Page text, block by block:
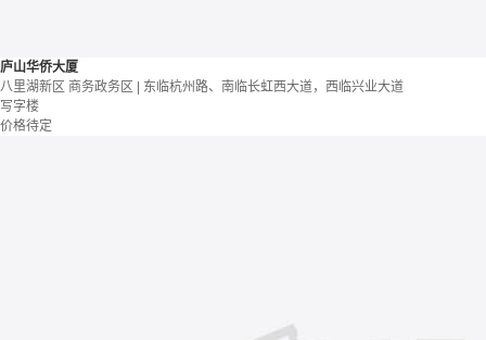
庐山华侨大厦
八里湖新区 商务政务区 | 东临杭州路、南临长虹西大道，西临兴业大道
写字楼
价格待定